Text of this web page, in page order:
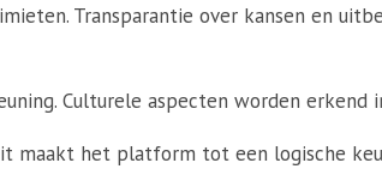
Transparantie over kansen en
Culturele aspecten worden erkend
maakt het platform tot een logische